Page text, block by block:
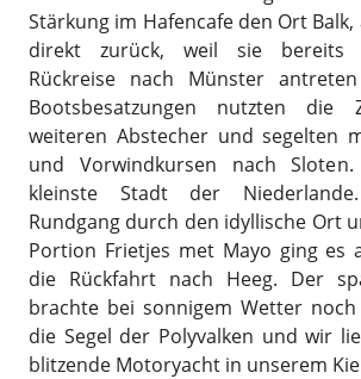
Stärkung im Hafencafe den Ort
direkt zurück, weil sie bereits
Rückreise nach Münster
Bootsbesatzungen nutzten
weiteren Abstecher und segelten
und Vorwindkursen nach
kleinste Stadt der
Rundgang durch den idyllische Ort
Portion Frietjes met Mayo ging es
die Rückfahrt nach Heeg. Der
brachte bei sonnigem Wetter
die Segel der Polyvalken und wir
blitzende Motoryacht in unserem